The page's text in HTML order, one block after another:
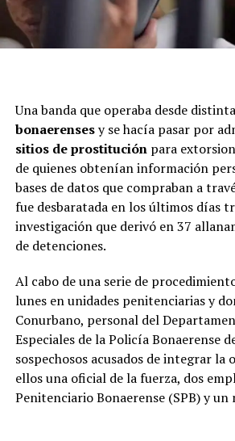
Una banda que operaba desde
bonaerensesy se hacía pasar por
sitios de prostituciónpara
de quienes obtenían información
bases de datos que compraban a
fue desbaratada en los últimos días
investigación que derivó en 37
de detenciones.
Al cabo de una serie de
lunes en unidades penitenciarias y
Conurbano, personal del
Especiales de la Policía Bonaerense
sospechosos acusados de integrar la
ellos una oficial de la fuerza, dos
Penitenciario Bonaerense (SPB) y un